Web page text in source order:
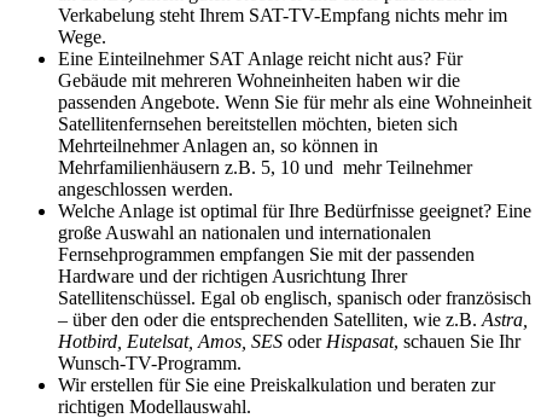
Verkabelung steht Ihrem SAT-TV-Empfang nichts mehr im
Wege.
Eine Einteilnehmer SAT Anlage reicht nicht aus? Für
Gebäude mit mehreren Wohneinheiten haben wir die
passenden Angebote. Wenn Sie für mehr als eine Wohneinheit
Satellitenfernsehen bereitstellen möchten, bieten sich
Mehrteilnehmer Anlagen an, so können in
Mehrfamilienhäusern z.B. 5, 10 und mehr Teilnehmer
angeschlossen werden.
Welche Anlage ist optimal für Ihre Bedürfnisse geeignet? Eine
große Auswahl an nationalen und internationalen
Fernsehprogrammen empfangen Sie mit der passenden
Hardware und der richtigen Ausrichtung Ihrer
Satellitenschüssel. Egal ob englisch, spanisch oder französisch
– über den oder die entsprechenden Satelliten, wie z.B. Astra,
Hotbird, Eutelsat, Amos, SES oder Hispasat, schauen Sie Ihr
Wunsch-TV-Programm.
Wir erstellen für Sie eine Preiskalkulation und beraten zur
richtigen Modellauswahl.